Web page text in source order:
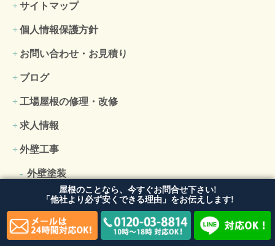
サイトマップ
個人情報保護方針
お問い合わせ・お見積り
ブログ
工場屋根の修理・改修
求人情報
外壁工事
外壁塗装
外壁張り替え・リフォーム
防水工事・コーキング工事
屋根のことなら、今すぐお問合せ下さい!
「他社より必ず安くできる理由」をお伝えします!